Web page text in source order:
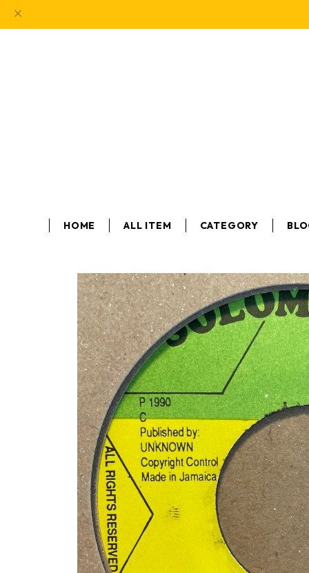
HOME ALL ITEM CATEGORY